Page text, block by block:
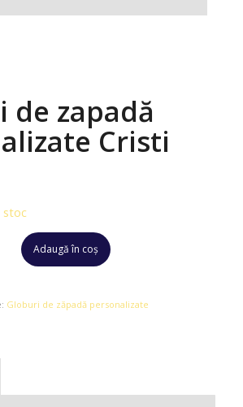
de zapadă
Cristi
stoc
Adaugă în coș
Globuri de zăpadă personalizate